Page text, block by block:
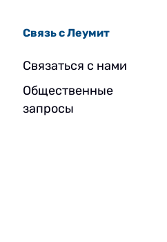
Связь с Леумит
Связаться с нами
Общественные
запросы